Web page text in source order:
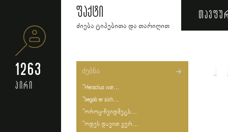
ფაქტი
ძიება ტიპებითა და თარიღით
1263
პირი
"Heraclius war...
"begab er sich...
"ოროც-ჩვიდმეტს...
"ოდეს დავით გურ...